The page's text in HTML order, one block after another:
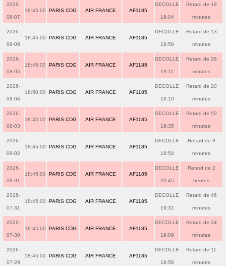
2026-
08-07
18:45:00 PARIS CDG AIR FRANCE AF1185
DECOLLE
19:04
Retard de 19
minutes
2026-
08-06
18:45:00 PARIS CDG AIR FRANCE AF1185
DECOLLE
18:58
Retard de 13
minutes
2026-
08-05
18:45:00 PARIS CDG AIR FRANCE AF1185
DECOLLE
19:11
Retard de 26
minutes
2026-
08-04
18:50:00 PARIS CDG AIR FRANCE AF1185
DECOLLE
19:10
Retard de 20
minutes
2026-
08-03
18:45:00 PARIS CDG AIR FRANCE AF1185
DECOLLE
19:35
Retard de 50
minutes
2026-
08-02
18:45:00 PARIS CDG AIR FRANCE AF1185
DECOLLE
18:54
Retard de 9
minutes
2026-
08-01
18:45:00 PARIS CDG AIR FRANCE AF1185
DECOLLE
20:45
Retard de 2
heures
2026-
07-31
18:45:00 PARIS CDG AIR FRANCE AF1185
DECOLLE
19:31
Retard de 46
minutes
2026-
07-30
18:45:00 PARIS CDG AIR FRANCE AF1185
DECOLLE
19:09
Retard de 24
minutes
2026-
07-29
18:45:00 PARIS CDG AIR FRANCE AF1185
DECOLLE
18:56
Retard de 11
minutes